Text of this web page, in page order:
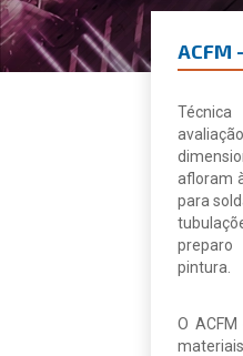
ACFM
afloram
para
pintura.
O